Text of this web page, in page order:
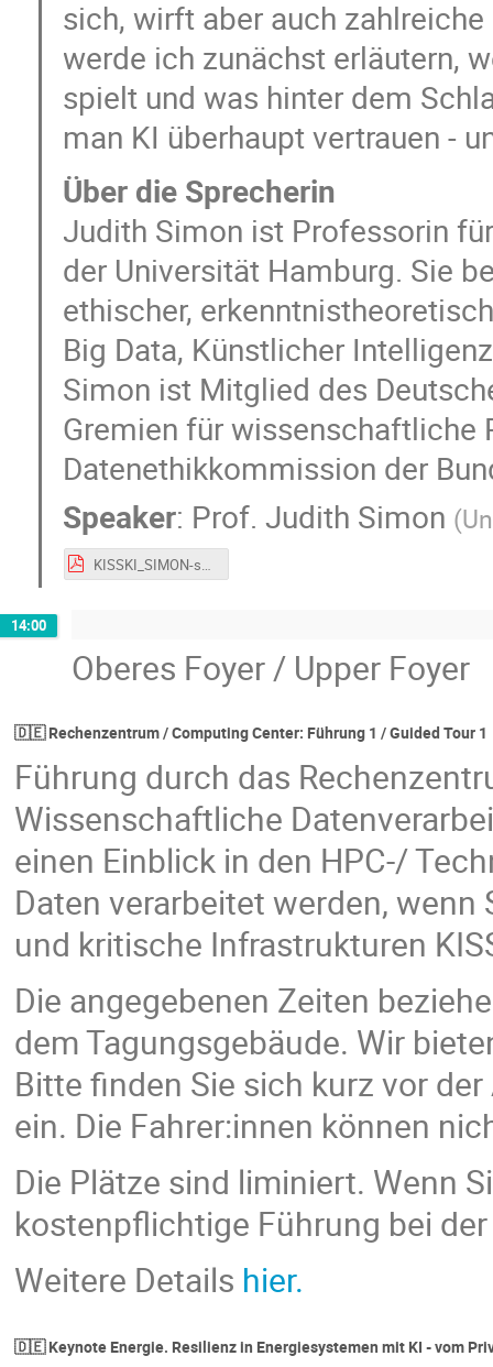
sich, wirft aber auch
werde ich zunächst erläutern,
spielt und was hinter dem
man KI überhaupt vertrauen -
Über die Sprecherin
Judith Simon ist Professorin
der Universität Hamburg. Sie
ethischer,
Big Data, Künstlicher
Simon ist Mitglied des
Gremien für
Datenethikkommission der
Speaker: Prof. Judith Simon (
KISSKI_SIMON-short.pdf
14:00
Oberes Foyer / Upper Foyer
🇩🇪 Rechenzentrum / Computing Center: Führung 1 / Guided Tour 1
Führung durch das
Wissenschaftliche
einen Einblick in den HPC-/
Daten verarbeitet werden,
und kritische Infrastrukturen
Die angegebenen Zeiten
dem Tagungsgebäude. Wir
Bitte finden Sie sich kurz vor
ein. Die Fahrer:innen können
Die Plätze sind liminiert. Wenn
kostenpflichtige Führung bei
Weitere Details hier.
🇩🇪 Keynote Energie. Resilienz in Energiesystemen mit KI - vom